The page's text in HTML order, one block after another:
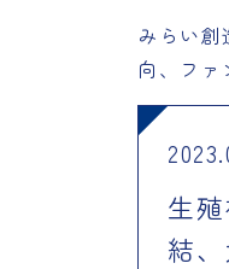
みらい
向、フ
生
結